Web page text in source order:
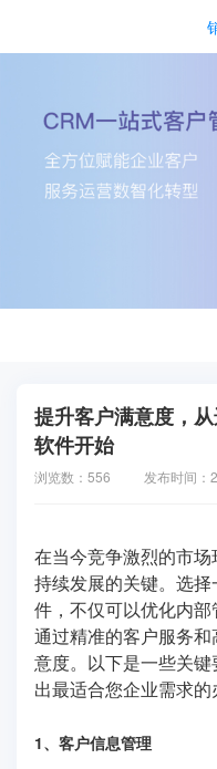
提升客户满意度，
软件开始
浏览数：556 发布时间：
在当今竞争激烈的市
持续发展的关键。选
件，不仅可以优化内
通过精准的客户服务
意度。以下是一些关
出最适合您企业需求
1、客户信息管理